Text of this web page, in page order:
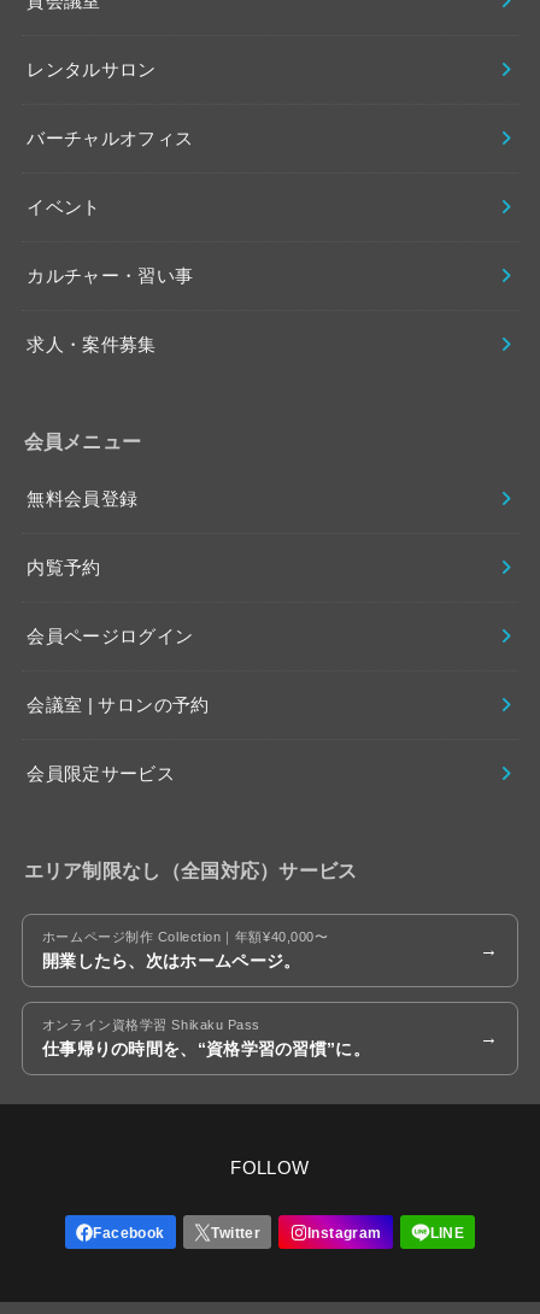
レンタルサロン
バーチャルオフィス
イベント
カルチャー・習い事
求人・案件募集
会員メニュー
無料会員登録
内覧予約
会員ページログイン
会議室 | サロンの予約
会員限定サービス
エリア制限なし（全国対応）サービス
ホームページ制作 Collection｜年額¥40,000〜
開業したら、次はホームページ。
オンライン資格学習 Shikaku Pass
仕事帰りの時間を、“資格学習の習慣”に。
FOLLOW